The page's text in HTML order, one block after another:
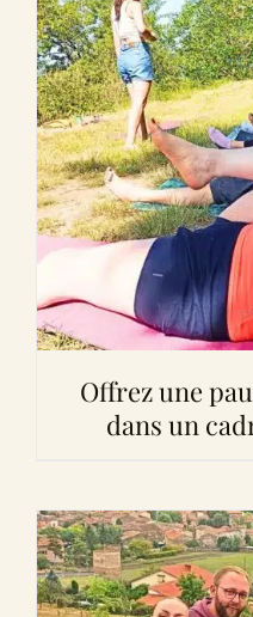
Offrez une
dans un